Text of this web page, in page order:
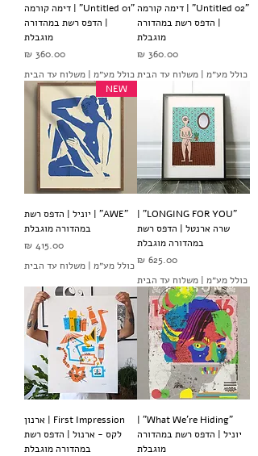
"Untitled 02" | דימה קורמה
| הדפס רשת במהדורה
מוגבלת
מחיר
כולל מע״מ | משלוח עד הבית
"Untitled 01" | דימה קורמה
| הדפס רשת במהדורה
מוגבלת
מחיר
כולל מע״מ | משלוח עד הבית
"LONGING FOR YOU" |
שרה ארנטל | הדפס רשת
במהדורה מוגבלת
מחיר
כולל מע״מ | משלוח עד הבית
NEW
"AWE" | יוניל | הדפס רשת
במהדורה מוגבלת
מחיר
כולל מע״מ | משלוח עד הבית
"What We're Hiding" |
יוניל | הדפס רשת במהדורה
מוגבלת
First Impression | ארנון
לקס - ארנול | הדפס רשת
במהדורה מוגבלת